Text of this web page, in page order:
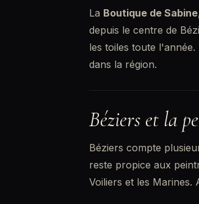
La Boutique de Sabine
depuis le centre de
les toiles toute l'année.
dans la région.
Béziers et la
Béziers compte
reste propice aux
Voiliers et les Marines.